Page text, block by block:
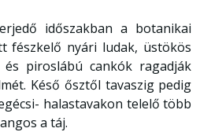
időszakban a botanikai
fészkelő nyári ludak, üstökös
és piroslábú cankók ragadják
Késő ősztől tavaszig pedig
halastavakon telelő több
a táj.